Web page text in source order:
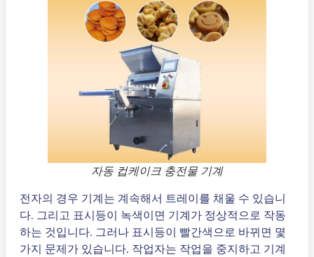
자동 컵케이크 충전물 기계
전자의 경우 기계는 계속해서 트레이를 채울 수 있습니
다. 그리고 표시등이 녹색이면 기계가 정상적으로 작동
하는 것입니다. 그러나 표시등이 빨간색으로 바뀌면 몇
가지 문제가 있습니다. 작업자는 작업을 중지하고 기계